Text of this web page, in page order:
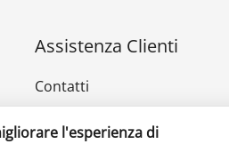
Assistenza Clienti
Contatti
l'esperienza di